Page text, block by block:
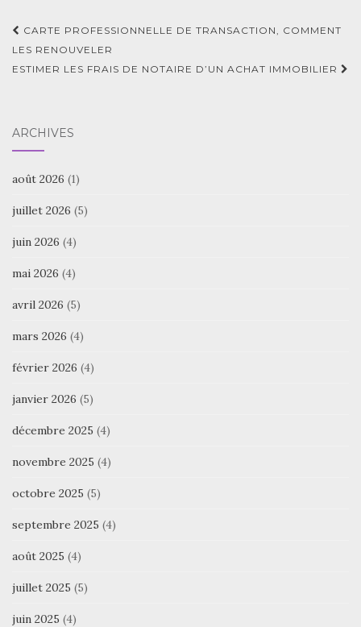
Navigation
d'article
CARTE PROFESSIONNELLE DE TRANSACTION, COMMENT
LES RENOUVELER
ESTIMER LES FRAIS DE NOTAIRE D’UN ACHAT IMMOBILIER
ARCHIVES
août 2026 (1)
juillet 2026 (5)
juin 2026 (4)
mai 2026 (4)
avril 2026 (5)
mars 2026 (4)
février 2026 (4)
janvier 2026 (5)
décembre 2025 (4)
novembre 2025 (4)
octobre 2025 (5)
septembre 2025 (4)
août 2025 (4)
juillet 2025 (5)
juin 2025 (4)